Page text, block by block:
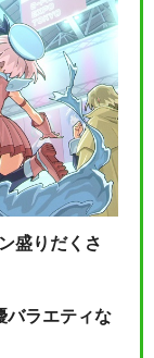
盛りだくさ
バラエティな